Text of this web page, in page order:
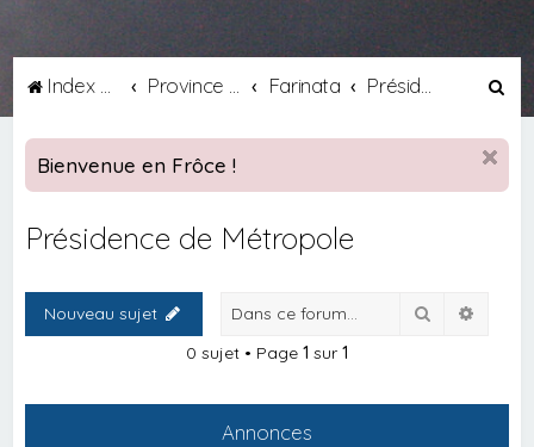
Index du forum Farinata
c
h
Bienvenue en Frôce !
Présidence de Métropole
Nouveau sujet Rechercher
0 sujet • Page 1 sur 1
Annonces